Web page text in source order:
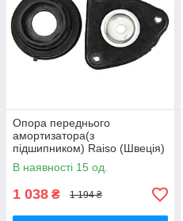
Опора переднього
амортизатора(з
підшипником) Raiso (Швеція)
Mazda 3/ Мазда 3 2004-
#RС02460 UABKPEV17
В наявності 15 од.
1 038 ₴ 1 194 ₴